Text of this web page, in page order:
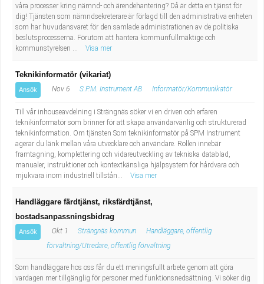
våra processer kring nämnd- och ärendehantering? Då är detta en tjänst för
dig! Tjänsten som nämndsekreterare är förlagd till den administrativa enheten
som har huvudansvaret för den samlade administrationen av de politiska
beslutsprocesserna. Förutom att hantera kommunfullmäktige och
kommunstyrelsen ...
Visa mer
Teknikinformatör (vikariat)
Ansök Nov 6 S.P.M. Instrument AB Informatör/Kommunikatör
Till vår inhouseavdelning i Strängnäs söker vi en driven och erfaren
teknikinformatör som brinner för att skapa användarvänlig och strukturerad
teknikinformation. Om tjänsten Som teknikinformatör på SPM Instrument
agerar du länk mellan våra utvecklare och användare. Rollen innebär
framtagning, komplettering och vidareutveckling av tekniska datablad,
manualer, instruktioner och kontextkänsliga hjälpsystem för hårdvara och
mjukvara inom industriell tillstån...
Visa mer
Handläggare färdtjänst, riksfärdtjänst,
bostadsanpassningsbidrag
Ansök Okt 1 Strängnäs kommun
Handläggare, offentlig
förvaltning/Utredare, offentlig förvaltning
Som handläggare hos oss får du ett meningsfullt arbete genom att göra
vardagen mer tillgänglig för personer med funktionsnedsättning. Vi söker dig